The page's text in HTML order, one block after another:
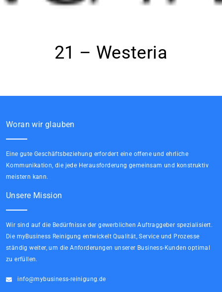
21 – Westeria
Woran wir glauben
Eine gute Geschäftsbeziehung erfordert eine offene und ehrliche
Kommunikation, die jede Herausforderung gemeinsam und konstruktiv
meistern kann.
Unsere Mission
Wir sind auf die Bedürfnisse der gewerblichen Auftraggeber spezialisiert.
Die myBusiness Reinigung entwickelt Qualität, Service und Prozesse
ständig weiter, um die Anforderungen unserer Business-Kunden optimal
zu erfüllen.
info@mybusiness-reinigung.de